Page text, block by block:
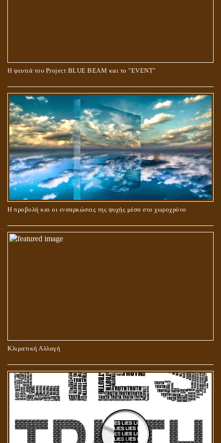
Η ψευτιά του Project BLUE BEAM και το ʺEVENTʺ
Η προβολή και οι ενσαρκώσεις της ψυχής μέσα στο χωροχρόνο
Κλιματική Αλλαγή
Ο ΡΟΛΟΣ ΤΗΣ ΛΙΛΙΘ ΣΤΗ ΓΕΝΕΣΗ
ΠΕΡΙ ΓΑΜΟΥ ΚΑΙ ΔΙΑΖΥΓΙΟΥ
ΠΕΡΙ ΠΡΟΣΕΥΧΗΣ, ΝΗΣΤΕΙΑΣ ΚΑΙ ΕΛΕΗΜΟΣΥΝΗΣ